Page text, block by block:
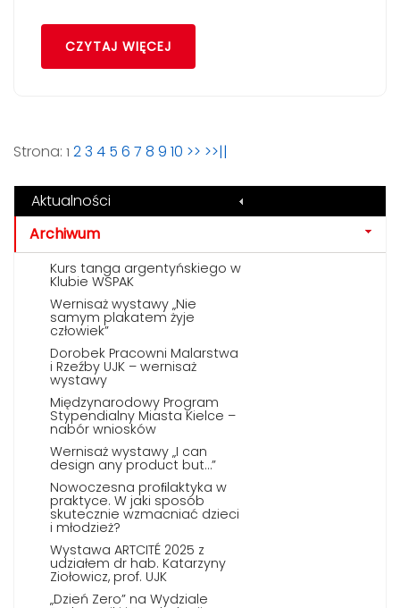
CZYTAJ WIĘCEJ
Strona: 1 23 4 5 6 7 8 9 10 >> >>||
Aktualności
Archiwum
Kurs tanga argentyńskiego w
Klubie WSPAK
Wernisaż wystawy „Nie
samym plakatem żyje
człowiek”
Dorobek Pracowni Malarstwa
i Rzeźby UJK – wernisaż
wystawy
Międzynarodowy Program
Stypendialny Miasta Kielce –
nabór wniosków
Wernisaż wystawy „I can
design any product but…”
Nowoczesna proﬁlaktyka w
praktyce. W jaki sposób
skutecznie wzmacniać dzieci
i młodzież?
Wystawa ARTCITÉ 2025 z
udziałem dr hab. Katarzyny
Ziołowicz, prof. UJK
„Dzień Zero” na Wydziale